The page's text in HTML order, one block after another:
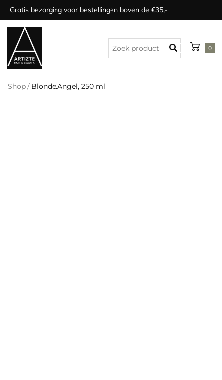
Gratis bezorging voor bestellingen boven de €35,-
0
Shop/ Blonde.Angel, 250 ml